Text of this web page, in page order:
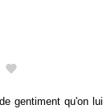
gentiment qu'on lui